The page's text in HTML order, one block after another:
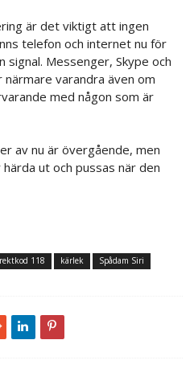
är det viktigt att ingen
telefon och internet nu för
Messenger, Skype och
närmare varandra även om
med någon som är
av nu är övergående, men
ut och pussas när den
118 kärlek Spådam Siri